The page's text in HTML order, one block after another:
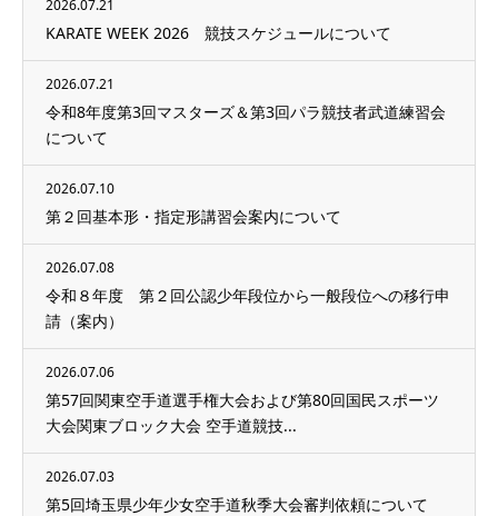
2026.07.21
KARATE WEEK 2026 競技スケジュールについて
2026.07.21
令和8年度第3回マスターズ＆第3回パラ競技者武道練習会
について
2026.07.10
第２回基本形・指定形講習会案内について
2026.07.08
令和８年度 第２回公認少年段位から一般段位への移行申
請（案内）
2026.07.06
第57回関東空手道選手権大会および第80回国民スポーツ
大会関東ブロック大会 空手道競技...
2026.07.03
第5回埼玉県少年少女空手道秋季大会審判依頼について